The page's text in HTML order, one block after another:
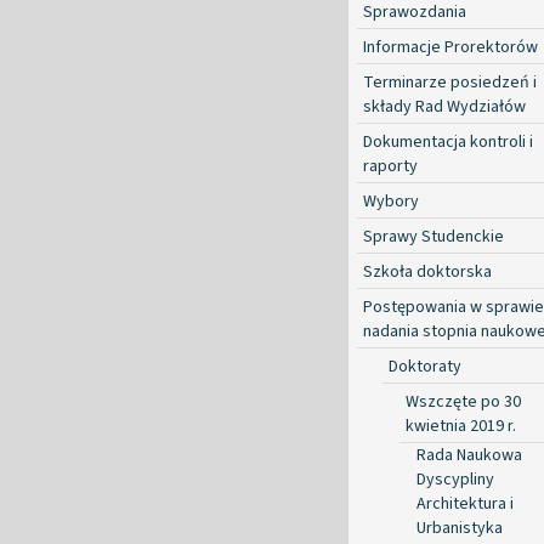
Sprawozdania
Informacje Prorektorów
Terminarze posiedzeń i
składy Rad Wydziałów
Dokumentacja kontroli i
raporty
Wybory
Sprawy Studenckie
Szkoła doktorska
Postępowania w sprawie
nadania stopnia
Doktoraty
Wszczęte po 30
kwietnia 2019 r.
Rada Naukowa
Dyscypliny
Architektura i
Urbanistyka